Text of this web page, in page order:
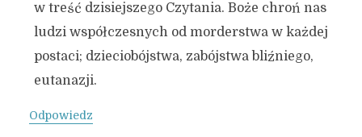
w treść dzisiejszego Czytania. Boże chroń nas
ludzi współczesnych od morderstwa w każdej
postaci; dzieciobójstwa, zabójstwa bliźniego,
eutanazji.
Odpowiedz